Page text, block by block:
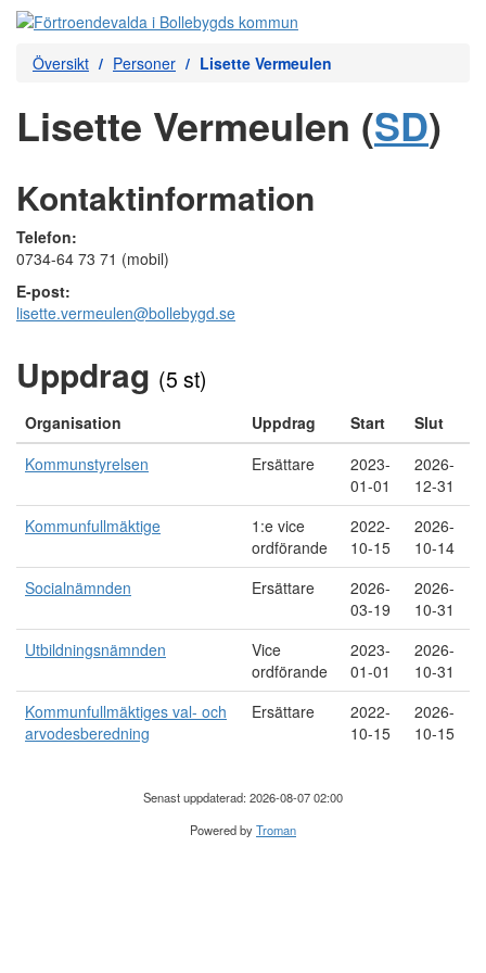
Översikt Personer Lisette Vermeulen
Lisette Vermeulen (SD)
Kontaktinformation
Telefon:
0734-64 73 71 (mobil)
E-post:
lisette.vermeulen@bollebygd.se
Uppdrag (5 st)
Organisation Uppdrag Start
Slut
Kommunstyrelsen
Ersättare
2023-
01-01
2026-
12-31
Kommunfullmäktige
1:e vice
ordförande
2022-
10-15
2026-
10-14
Socialnämnden
Ersättare
2026-
03-19
2026-
10-31
Utbildningsnämnden
Vice
ordförande
2023-
01-01
2026-
10-31
Kommunfullmäktiges val- och
arvodesberedning
Ersättare
2022-
10-15
2026-
10-15
Senast uppdaterad: 2026-08-07 02:00
Powered byTroman